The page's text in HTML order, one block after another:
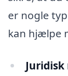
er nogle
kan hjælpe